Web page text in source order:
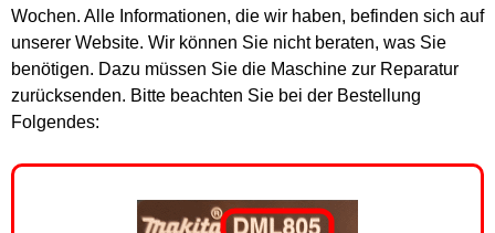
Wochen. Alle Informationen, die wir haben, befinden sich auf
unserer Website. Wir können Sie nicht beraten, was Sie
benötigen. Dazu müssen Sie die Maschine zur Reparatur
zurücksenden. Bitte beachten Sie bei der Bestellung
Folgendes: